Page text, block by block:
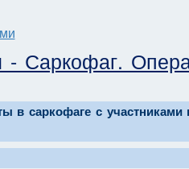
Саркофаг.
саркофаге с участниками